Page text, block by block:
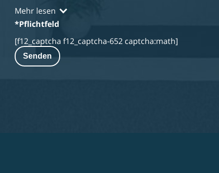
Mehr lesen
*Pflichtfeld
[f12_captcha f12_captcha-652 captcha:math]